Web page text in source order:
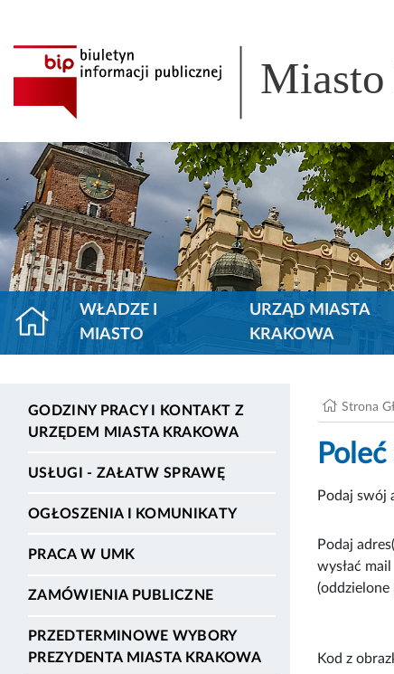
WŁADZE I
MIASTO
URZĄD MIASTA
KRAKOWA
GODZINY PRACY I KONTAKT Z
URZĘDEM MIASTA KRAKOWA
USŁUGI - ZAŁATW SPRAWĘ
OGŁOSZENIA I KOMUNIKATY
PRACA W UMK
ZAMÓWIENIA PUBLICZNE
PRZEDTERMINOWE WYBORY
PREZYDENTA MIASTA KRAKOWA
Strona
Podaj swój
Podaj
wysłać mail
(oddzielone
Kod z